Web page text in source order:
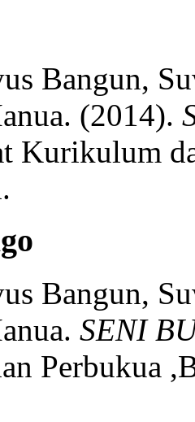
Bangun,
(2014).
Kurikulum
Bangun,
SENI
Perbukua